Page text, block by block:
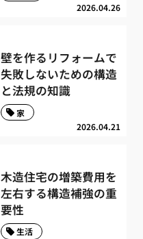
2026.04.26
壁を作るリフォームで
失敗しないための構造
と法規の知識
2026.04.21
家
木造住宅の増築費用を
左右する構造補強の重
要性
生活